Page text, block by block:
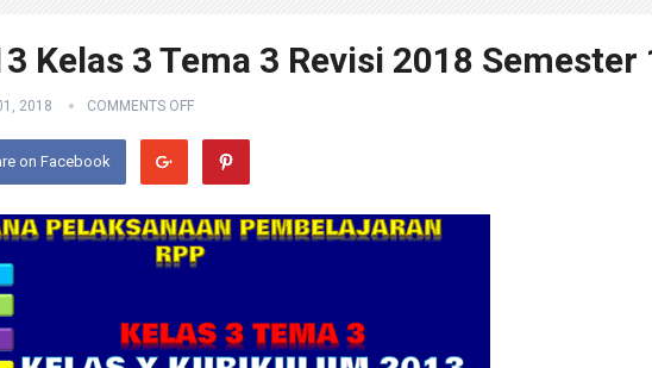
Kelas 3 Tema 3 Revisi 2018 Semester
2018 COMMENTS OFF
on Facebook